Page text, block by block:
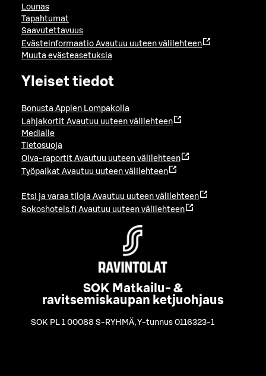
Lounas
Tapahtumat
Saavutettavuus
Evästeinformaatio Avautuu uuteen välilehteen
Muuta evästeasetuksia
Yleiset tiedot
Bonusta Applen Lompakolla
Lahjakortit Avautuu uuteen välilehteen
Medialle
Tietosuoja
Oiva-raportit Avautuu uuteen välilehteen
Työpaikat Avautuu uuteen välilehteen
Etsi ja varaa tiloja Avautuu uuteen välilehteen
Sokoshotels.fi Avautuu uuteen välilehteen
SOK Matkailu- &
ravitsemiskaupan ketjuohjaus
SOK PL 1 00088 S-RYHMÄ,Y-tunnus 0116323-1